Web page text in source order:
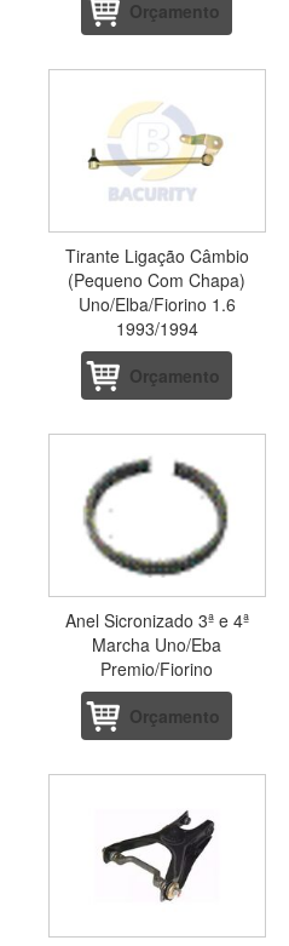
Orçamento
Tirante Ligação Câmbio
(Pequeno Com Chapa)
Uno/Elba/Fiorino 1.6
1993/1994
Orçamento
Anel Sicronizado 3ª e 4ª
Marcha Uno/Eba
Premio/Fiorino
Orçamento